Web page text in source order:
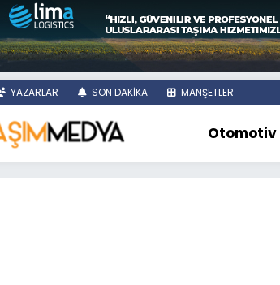
YAZARLAR SON DAKİKA MANŞETLER
Otomotiv